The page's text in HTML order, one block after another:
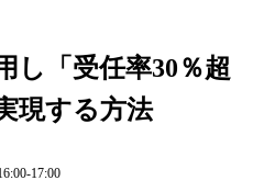
し「受任率30％超
現する方法
17:00